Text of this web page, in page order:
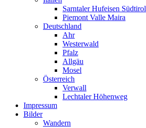
Sarntaler Hufeisen Südtirol
Piemont Valle Maira
Deutschland
Ahr
Westerwald
Pfalz
Allgäu
Mosel
Österreich
Verwall
Lechtaler Höhenweg
Impressum
Bilder
Wandern